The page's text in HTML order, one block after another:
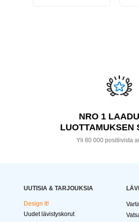
NRO 1
LUOTTAMUKSEN
Yli 80 000 positiivista
UUTISIA & TARJOUKSIA
Design It!
Uudet lävistyskorut